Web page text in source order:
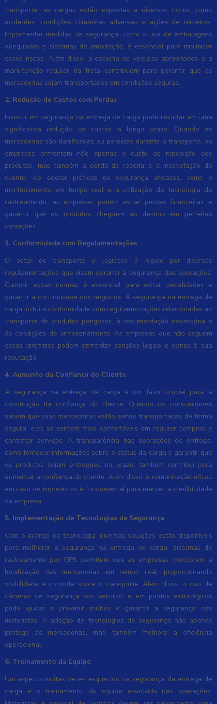
transporte, as cargas estão expostas a diversos riscos, como
acidentes, condições climáticas adversas e ações de terceiros.
Implementar medidas de segurança, como o uso de embalagens
adequadas e sistemas de amarração, é essencial para minimizar
esses riscos. Além disso, a escolha de veículos apropriados e a
manutenção regular da frota contribuem para garantir que as
mercadorias sejam transportadas em condições seguras.
2. Redução de Custos com Perdas
Investir em segurança na entrega de carga pode resultar em uma
significativa redução de custos a longo prazo. Quando as
mercadorias são danificadas ou perdidas durante o transporte, as
empresas enfrentam não apenas o custo de reposição dos
produtos, mas também a perda de receita e a insatisfação do
cliente. Ao adotar práticas de segurança eficazes, como o
monitoramento em tempo real e a utilização de tecnologia de
rastreamento, as empresas podem evitar perdas financeiras e
garantir que os produtos cheguem ao destino em perfeitas
condições.
3. Conformidade com Regulamentações
O setor de transporte e logística é regido por diversas
regulamentações que visam garantir a segurança das operações.
Cumprir essas normas é essencial para evitar penalidades e
garantir a continuidade dos negócios. A segurança na entrega de
carga inclui a conformidade com regulamentações relacionadas ao
transporte de produtos perigosos, à documentação necessária e
às condições de armazenamento. As empresas que não seguem
essas diretrizes podem enfrentar sanções legais e danos à sua
reputação.
4. Aumento da Confiança do Cliente
A segurança na entrega de carga é um fator crucial para a
construção da confiança do cliente. Quando os consumidores
sabem que suas mercadorias estão sendo transportadas de forma
segura, eles se sentem mais confortáveis em realizar compras e
contratar serviços. A transparência nas operações de entrega,
como fornecer informações sobre o status da carga e garantir que
os produtos sejam entregues no prazo, também contribui para
aumentar a confiança do cliente. Além disso, a comunicação eficaz
em caso de imprevistos é fundamental para manter a credibilidade
da empresa.
5. Implementação de Tecnologias de Segurança
Com o avanço da tecnologia, diversas soluções estão disponíveis
para melhorar a segurança na entrega de carga. Sistemas de
rastreamento por GPS permitem que as empresas monitorem a
localização das mercadorias em tempo real, proporcionando
visibilidade e controle sobre o transporte. Além disso, o uso de
câmeras de segurança nos veículos e em pontos estratégicos
pode ajudar a prevenir roubos e garantir a segurança dos
motoristas. A adoção de tecnologias de segurança não apenas
protege as mercadorias, mas também melhora a eficiência
operacional.
6. Treinamento da Equipe
Um aspecto muitas vezes esquecido na segurança da entrega de
carga é o treinamento da equipe envolvida nas operações.